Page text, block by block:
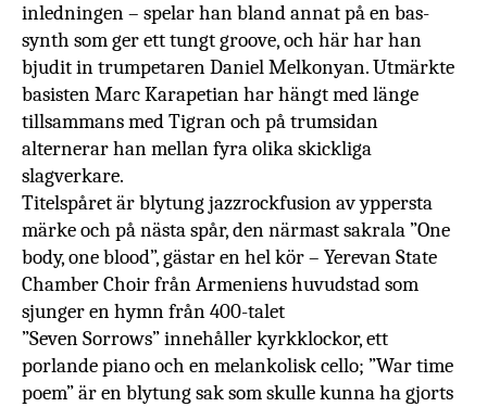
inledningen – spelar han bland annat på en bas-
synth som ger ett tungt groove, och här har han
bjudit in trumpetaren Daniel Melkonyan. Utmärkte
basisten Marc Karapetian har hängt med länge
tillsammans med Tigran och på trumsidan
alternerar han mellan fyra olika skickliga
slagverkare.
Titelspåret är blytung jazzrockfusion av yppersta
märke och på nästa spår, den närmast sakrala ”One
body, one blood”, gästar en hel kör – Yerevan State
Chamber Choir från Armeniens huvudstad som
sjunger en hymn från 400-talet
”Seven Sorrows” innehåller kyrkklockor, ett
porlande piano och en melankolisk cello; ”War time
poem” är en blytung sak som skulle kunna ha gjorts